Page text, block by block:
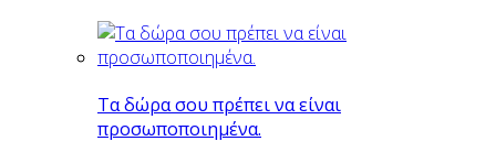
Tα δώρα σου πρέπει να είναι
προσωποποιημένα.